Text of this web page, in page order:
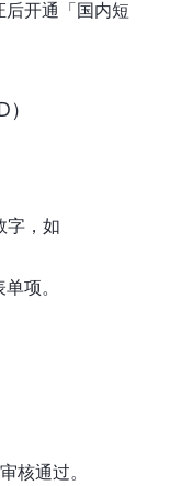
后开通「国内短
字，如
单项。
核通过。